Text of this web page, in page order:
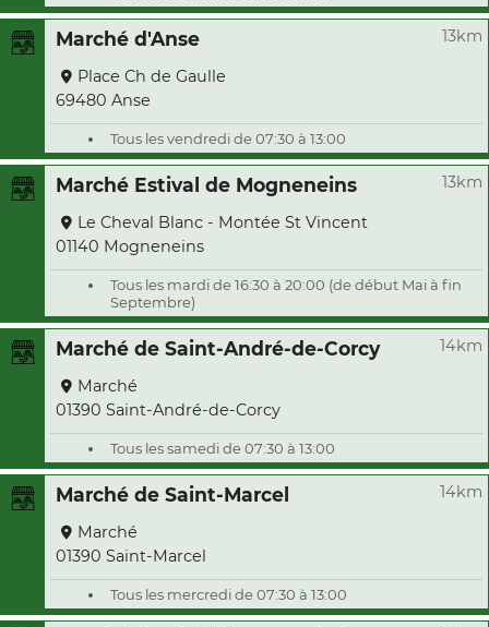
Marché d'Anse 13km
Place Ch de Gaulle
69480 Anse
Tous les vendredi de 07:30 à 13:00
Marché Estival de Mogneneins 13km
Le Cheval Blanc - Montée St Vincent
01140 Mogneneins
Tous les mardi de 16:30 à 20:00 (de début Mai à fin
Septembre)
Marché de Saint-André-de-Corcy 14km
Marché
01390 Saint-André-de-Corcy
Tous les samedi de 07:30 à 13:00
Marché de Saint-Marcel 14km
Marché
01390 Saint-Marcel
Tous les mercredi de 07:30 à 13:00